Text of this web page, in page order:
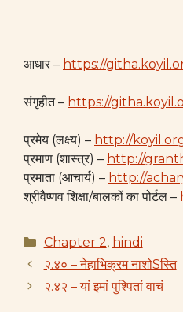
आधार – https://
संगृहीत – https://
प्रमेय (लक्ष्य) – http://
प्रमाण (शास्त्र) – http://
प्रमाता (आचार्य) – http://
श्रीवैष्णव शिक्षा/बालकों का पोर्टल –
Categories
Chapter 2, hindi
२.४० – नेहाभिक्रम नाशोSस्ति
२.४२ – यां इमां पुश्पितां वाचं